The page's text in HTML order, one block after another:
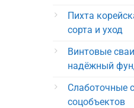
Пихта
сорта и уход
Винтовые
надёжный
Слаботочные
соцобъектов